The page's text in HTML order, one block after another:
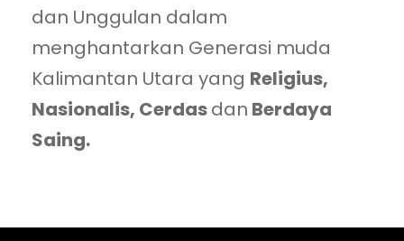
dan Unggulan dalam
menghantarkan Generasi muda
Kalimantan Utara yang Religius,
Nasionalis, Cerdasdan Berdaya
Saing.